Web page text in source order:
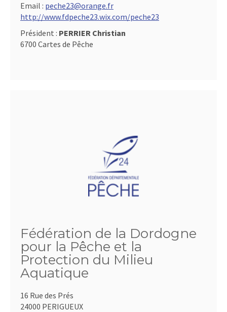
Email : peche23@orange.fr
http://www.fdpeche23.wix.com/peche23
Président : PERRIER Christian
6700 Cartes de Pêche
Fédération de la Dordogne
pour la Pêche et la
Protection du Milieu
Aquatique
16 Rue des Prés
24000 PERIGUEUX